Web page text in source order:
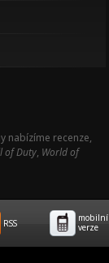
nabízíme recenze,
of Duty, World of
RSS
mobilní
verze